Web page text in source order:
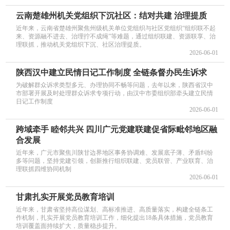
云南楚雄州机关党组织下沉社区：结对共建 治理提质
近年来，云南省楚雄州聚焦州级机关单位党组织与社区党组织“组织联不起
来、资源融不进去、治理拧不成绳”等难题，通过组织联建、资源联享、治
理联抓，推动机关党组织下沉、社区治理提质。
2026-06-01
陕西汉中建立民情日记工作制度 全链条督办民生诉求
为破解群众诉求类型多元、办理协同不畅等问题，去年以来，陕西省汉中
市部署开展及时处理群众诉求专项行动，由汉中市委组织部牵头建立民情
日记工作制度
2026-06-01
跨域牵手 睦邻共兴 四川广元党建联建促省际毗邻地区融
合发展
近年来，广元市聚焦川陕甘边界地区事务协调难、发展底子薄、矛盾纠纷
多等问题，坚持党建引领，创新推行组织联建、党员联管、产业联育、治
理联抓四维协同机制
2026-06-01
甘肃扎实开展党员教育培训
近年来，甘肃省坚持高位谋划、高标准推进、高质量落实，构建全链条工
作机制，扎实开展党员教育培训工作，细化提出18条具体措施，党员教育
培训覆盖面持续扩大，质量稳步提升。